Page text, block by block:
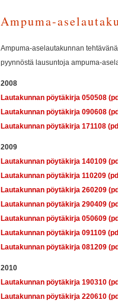
Ampuma-
Ampuma-aselautakunnan
pyynnöstä lausuntoja ampuma-
2008
Lautakunnan pöytäkirja 050508
Lautakunnan pöytäkirja 090608
Lautakunnan pöytäkirja 171108
2009
Lautakunnan pöytäkirja 140109
Lautakunnan pöytäkirja 110209
Lautakunnan pöytäkirja 260209
Lautakunnan pöytäkirja 290409
Lautakunnan pöytäkirja 050609
Lautakunnan pöytäkirja 091109
Lautakunnan pöytäkirja 081209
2010
Lautakunnan pöytäkirja 190310
Lautakunnan pöytäkirja 220610